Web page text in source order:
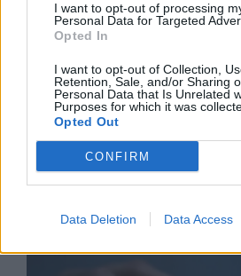
I want to opt-out of processing
Personal Data for Targeted
Opted In
I want to opt-out of Collection,
Retention, Sale, and/or Sharing
Personal Data that Is Unrelated
Purposes for which it was
Opted Out
CONFIRM
Data Deletion Data Access
Астронавти на NASA
07.08.2026 / 15:00